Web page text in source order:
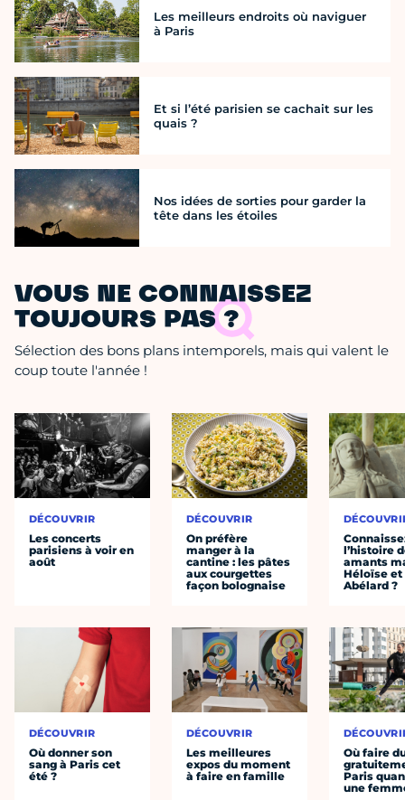
Les meilleurs endroits où naviguer
à Paris
Et si l’été parisien se cachait sur les
quais ?
Nos idées de sorties pour garder la
tête dans les étoiles
VOUS NE CONNAISSEZ
TOUJOURS PAS ?
Sélection des bons plans intemporels, mais qui valent le
coup toute l'année !
DÉCOUVRIR
Les concerts
parisiens à voir en
août
DÉCOUVRIR
Où donner son
sang à Paris cet
été ?
DÉCOUVRIR
On préfère
manger à la
cantine : les pâtes
aux courgettes
façon bolognaise
DÉCOUVRIR
Les meilleures
expos du moment
à faire en famille
l’histoire
amants
Héloïse et
Abélard ?
Où faire
Paris
une